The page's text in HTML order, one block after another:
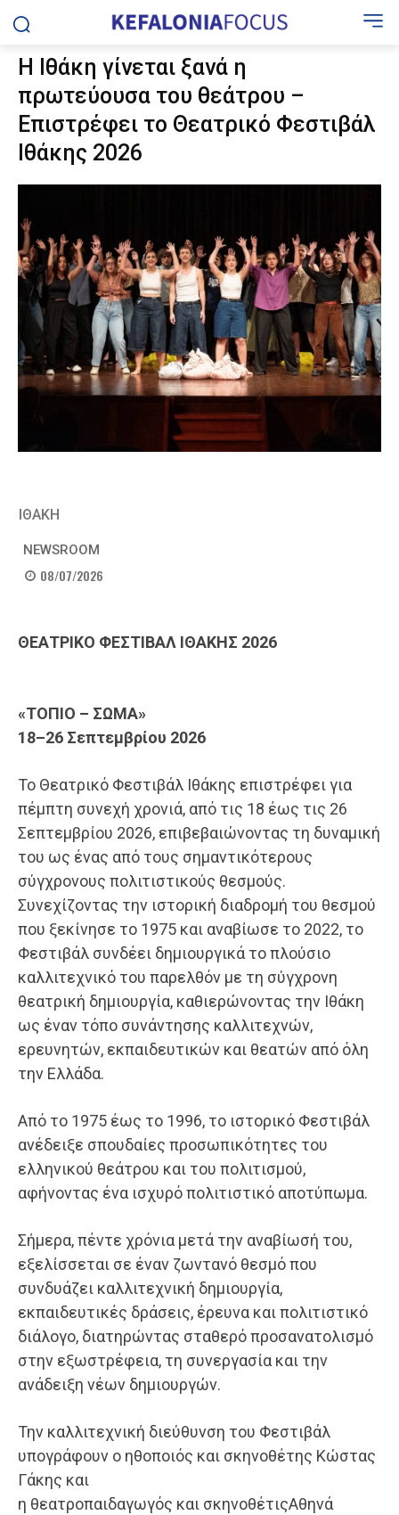
Η Ιθάκη γίνεται ξανά η
πρωτεύουσα του θεάτρου –
Επιστρέφει το Θεατρικό Φεστιβάλ
Ιθάκης 2026
ΙΘΑΚΗ
NEWSROOM
08/07/2026
ΘΕΑΤΡΙΚΟ ΦΕΣΤΙΒΑΛ ΙΘΑΚΗΣ 2026
«ΤΟΠΙΟ – ΣΩΜΑ»
18–26 Σεπτεμβρίου 2026
Το Θεατρικό Φεστιβάλ Ιθάκης επιστρέφει για
πέμπτη συνεχή χρονιά, από τις 18 έως τις 26
Σεπτεμβρίου 2026, επιβεβαιώνοντας τη δυναμική
του ως ένας από τους σημαντικότερους
σύγχρονους πολιτιστικούς θεσμούς.
Συνεχίζοντας την ιστορική διαδρομή του θεσμού
που ξεκίνησε το 1975 και αναβίωσε το 2022, το
Φεστιβάλ συνδέει δημιουργικά το πλούσιο
καλλιτεχνικό του παρελθόν με τη σύγχρονη
θεατρική δημιουργία, καθιερώνοντας την Ιθάκη
ως έναν τόπο συνάντησης καλλιτεχνών,
ερευνητών, εκπαιδευτικών και θεατών από όλη
την Ελλάδα.
Από το 1975 έως το 1996, το ιστορικό Φεστιβάλ
ανέδειξε σπουδαίες προσωπικότητες του
ελληνικού θεάτρου και του πολιτισμού,
αφήνοντας ένα ισχυρό πολιτιστικό αποτύπωμα.
Σήμερα, πέντε χρόνια μετά την αναβίωσή του,
εξελίσσεται σε έναν ζωντανό θεσμό που
συνδυάζει καλλιτεχνική δημιουργία,
εκπαιδευτικές δράσεις, έρευνα και πολιτιστικό
διάλογο, διατηρώντας σταθερό προσανατολισμό
στην εξωστρέφεια, τη συνεργασία και την
ανάδειξη νέων δημιουργών.
Την καλλιτεχνική διεύθυνση του Φεστιβάλ
υπογράφουν ο ηθοποιός και σκηνοθέτης Κώστας
Γάκης και
η θεατροπαιδαγωγός και σκηνοθέτιςΑθηνά